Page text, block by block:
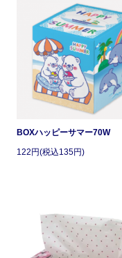
BOXハッピーサマー70W
122円(税込135円)